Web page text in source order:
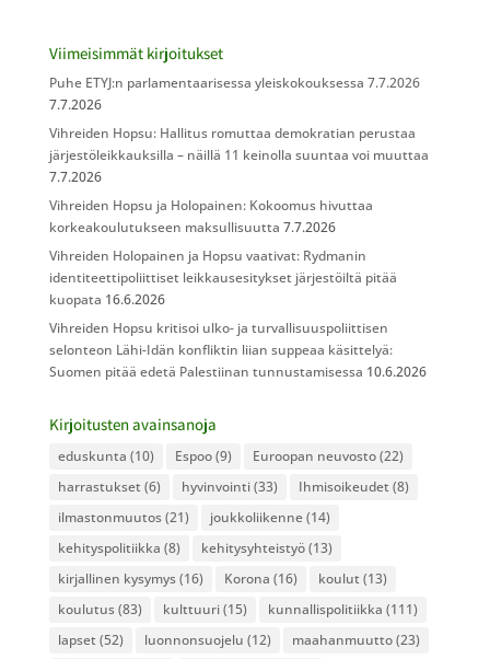
Viimeisimmät kirjoitukset
Puhe ETYJ:n parlamentaarisessa yleiskokouksessa 7.7.2026
7.7.2026
Vihreiden Hopsu: Hallitus romuttaa demokratian perustaa
järjestöleikkauksilla – näillä 11 keinolla suuntaa voi muuttaa
7.7.2026
Vihreiden Hopsu ja Holopainen: Kokoomus hivuttaa
korkeakoulutukseen maksullisuutta 7.7.2026
Vihreiden Holopainen ja Hopsu vaativat: Rydmanin
identiteettipoliittiset leikkausesitykset järjestöiltä pitää
kuopata 16.6.2026
Vihreiden Hopsu kritisoi ulko- ja turvallisuuspoliittisen
selonteon Lähi-Idän konfliktin liian suppeaa käsittelyä:
Suomen pitää edetä Palestiinan tunnustamisessa 10.6.2026
Kirjoitusten avainsanoja
eduskunta (10) Espoo(9) Euroopan neuvosto(22)
harrastukset (6) hyvinvointi(33) Ihmisoikeudet (8)
ilmastonmuutos(21) joukkoliikenne(14)
kehityspolitiikka (8) kehitysyhteistyö(13)
kirjallinen kysymys(16) Korona (16) koulut (13)
koulutus(83) kulttuuri(15) kunnallispolitiikka (111)
lapset (52) luonnonsuojelu (12) maahanmuutto(23)